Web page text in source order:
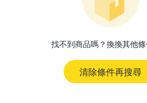
找不到商品嗎？換換其他條
清除條件再搜尋